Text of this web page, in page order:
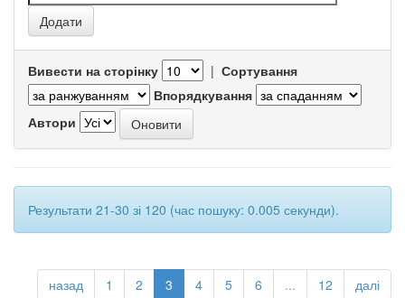
Вивести на сторінку | Сортування
Впорядкування
Автори
Результати 21-30 зі 120 (час пошуку: 0.005 секунди).
назад 1 2 3 4 5 6 ... 12 далі